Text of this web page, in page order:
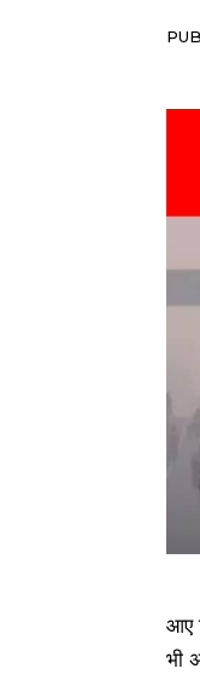
आए
भी